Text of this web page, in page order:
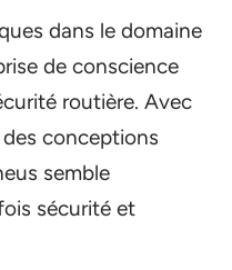
dans le domaine
de conscience
routière. Avec
conceptions
semble
sécurité et